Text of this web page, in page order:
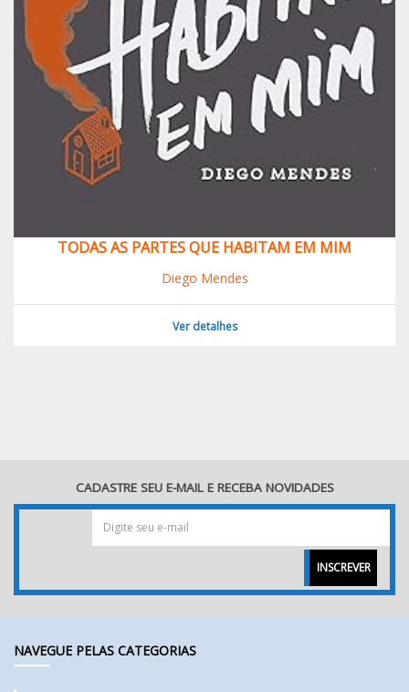
TODAS AS PARTES QUE HABITAM EM MIM
Diego Mendes
Ver detalhes
CADASTRE SEU E-MAIL E RECEBA NOVIDADES
INSCREVER
NAVEGUE PELAS CATEGORIAS